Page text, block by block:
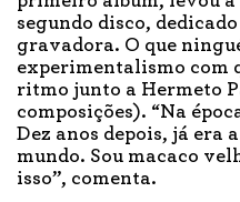
segundo disco,
gravadora. O que
experimentalismo com
ritmo junto a Hermeto
composições). “Na
Dez anos depois, já era
mundo. Sou macaco
isso”, comenta.